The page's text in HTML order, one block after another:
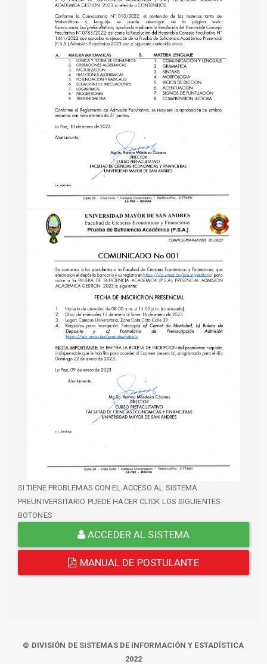
SI TIENE PROBLEMAS CON EL ACCESO AL SISTEMA
PREUNIVERSITARIO PUEDE HACER CLICK LOS SIGUIENTES
BOTONES
ACCEDER AL SISTEMA
MANUAL DE POSTULANTE
© DIVISIÓN DE SISTEMAS DE INFORMACIÓN Y ESTADÍSTICA
2022